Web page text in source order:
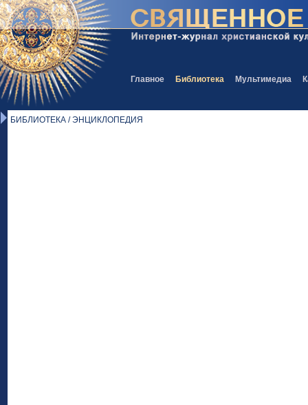
Главное Библиотека Мультимедиа
БИБЛИОТЕКА / ЭНЦИКЛОПЕДИЯ